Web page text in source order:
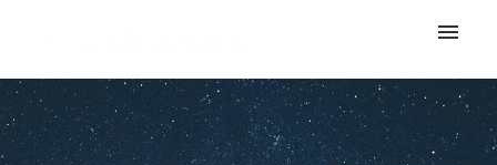
My tickets
Submit ticket